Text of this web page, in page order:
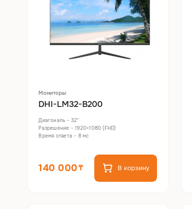
Мониторы
DHI-LM32-B200
Диагональ - 32"
Разрешение - 1920×1080 (FHD)
Время ответа - 8 мс
140 000 В корзину